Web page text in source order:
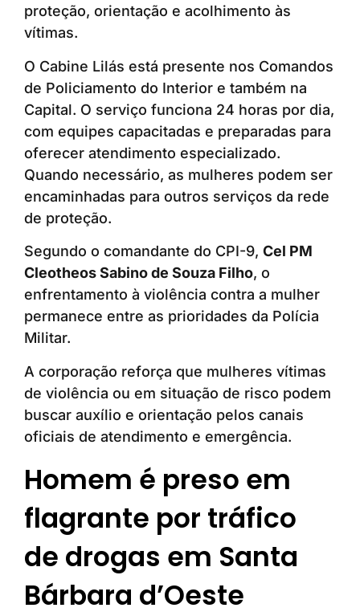
proteção, orientação e acolhimento às
vítimas.
O Cabine Lilás está presente nos Comandos
de Policiamento do Interior e também na
Capital. O serviço funciona 24 horas por dia,
com equipes capacitadas e preparadas para
oferecer atendimento especializado.
Quando necessário, as mulheres podem ser
encaminhadas para outros serviços da rede
de proteção.
Segundo o comandante do CPI-9, Cel PM
Cleotheos Sabino de Souza Filho, o
enfrentamento à violência contra a mulher
permanece entre as prioridades da Polícia
Militar.
A corporação reforça que mulheres vítimas
de violência ou em situação de risco podem
buscar auxílio e orientação pelos canais
oficiais de atendimento e emergência.
Homem é preso em
flagrante por tráfico
de drogas em Santa
Bárbara d’Oeste